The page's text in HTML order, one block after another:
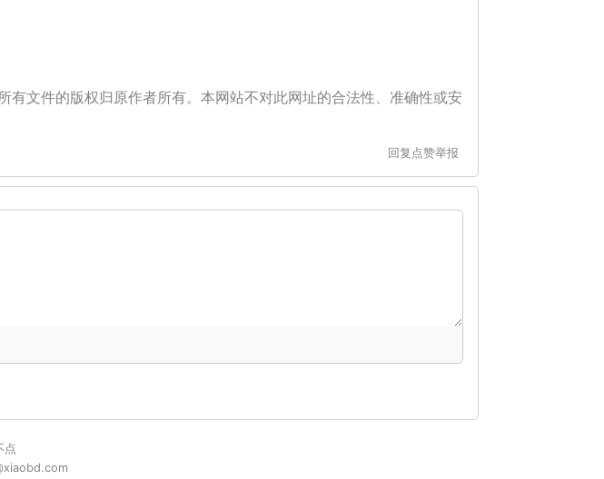
文件的版权归原作者所有。本网站不对此网址的合法性、准确性或安
回复 点赞举报
点